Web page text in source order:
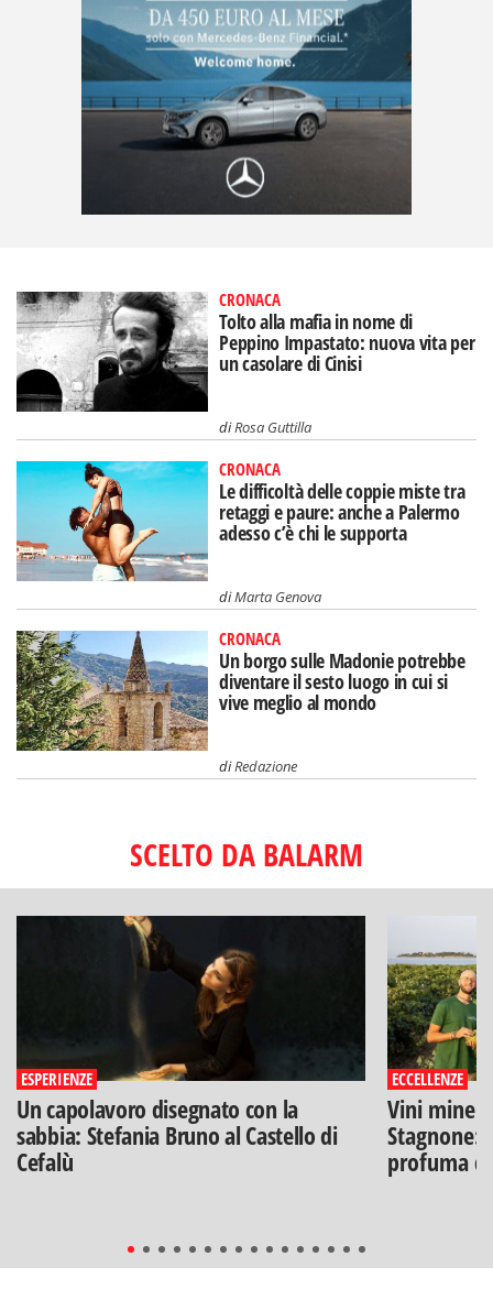
CRONACA
Tolto alla mafia in nome di
Peppino Impastato: nuova vita per
un casolare di Cinisi
diRosa Guttilla
CRONACA
Le difficoltà delle coppie miste tra
retaggi e paure: anche a Palermo
adesso c’è chi le supporta
diMarta Genova
CRONACA
Un borgo sulle Madonie potrebbe
diventare il sesto luogo in cui si
vive meglio al mondo
diRedazione
SCELTO DA BALARM
ESPERIENZE
Un capolavoro disegnato con la
sabbia: Stefania Bruno al Castello di
Cefalù
ECCELLENZE
Vini
Stagnone:
profuma